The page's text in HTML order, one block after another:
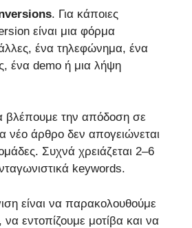
. Για κάποιες
είναι μια φόρμα
άλλες, ένα τηλεφώνημα, ένα
ένα demo ή μια λήψη
βλέπουμε την απόδοση σε
νέο άρθρο δεν απογειώνεται
Συχνά χρειάζεται 2–6
keywords.
είναι να παρακολουθούμε
εντοπίζουμε μοτίβα και να